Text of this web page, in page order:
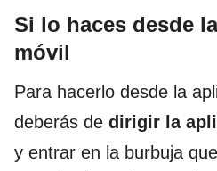
Si lo haces desde
móvil
Para hacerlo desde la
deberás de dirigir la
y entrar en la burbuja